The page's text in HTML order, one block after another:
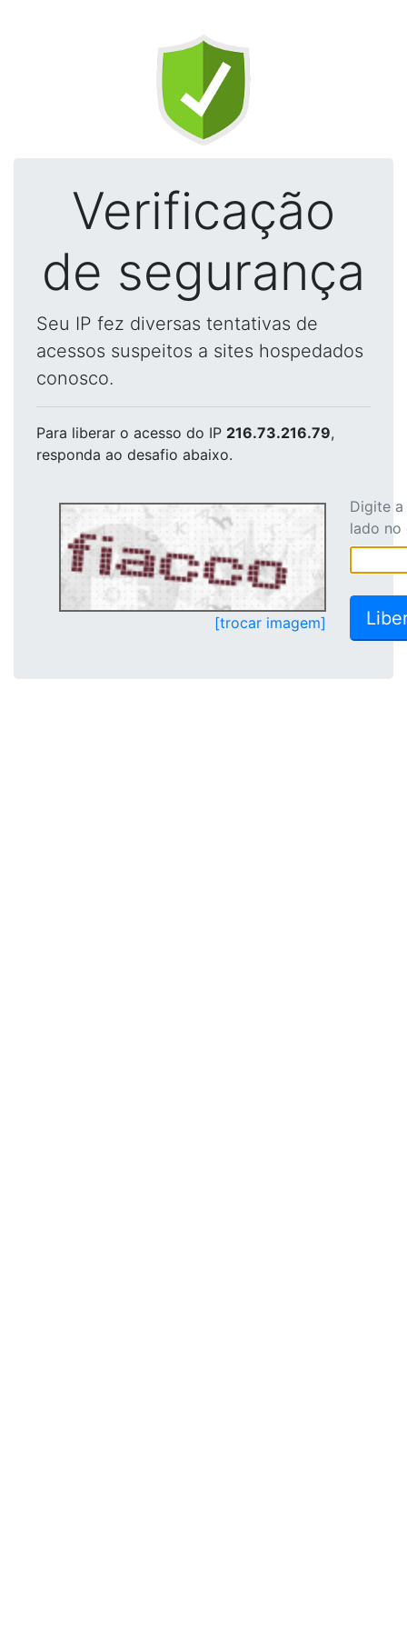
Verificação
de segurança
Seu IP fez diversas tentativas de
acessos suspeitos a sites hospedados
conosco.
Para liberar o acesso do IP 216.73.216.79,
responda ao desafio abaixo.
[trocar imagem]
Digite
lado no